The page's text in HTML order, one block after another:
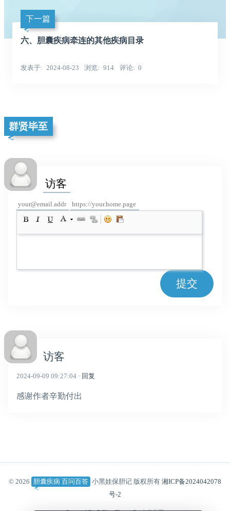
下一篇
六、胆囊疾病牵连的其他疾病目录
发表于 2024-08-23 浏览 914 评论 0
群贤毕至
提交
访客
2024-09-09 09:27:04 · 回复
感谢作者辛勤付出
© 2026 胆囊疾病 百问百答 小黑娃保胆记 版权所有 湘ICP备2024042078
号-2